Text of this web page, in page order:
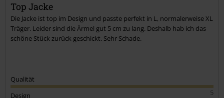
Top Jacke
Die Jacke ist top im Design und passte perfekt in L, normalerweise XL
Träger. Leider sind die Ärmel gut 5 cm zu lang. Deshalb hab ich das
schöne Stück zurück geschickt. Sehr Schade.
Qualität
5
Design